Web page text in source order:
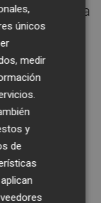
a cuenta
del
de 150
-
con un
para el
del
los
únicos
medir
y
de